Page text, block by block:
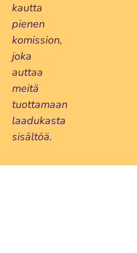
kautta
pienen
komission,
joka
auttaa
meitä
tuottamaan
laadukasta
sisältöä.